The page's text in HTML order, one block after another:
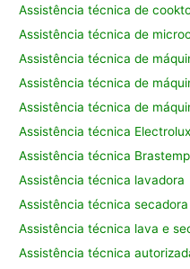
Assistência técnica de
Assistência técnica de
Assistência técnica de
Assistência técnica de
Assistência técnica de
Assistência técnica Electrolux
Assistência técnica Brastemp
Assistência técnica lavadora
Assistência técnica secadora
Assistência técnica lava e
Assistência técnica